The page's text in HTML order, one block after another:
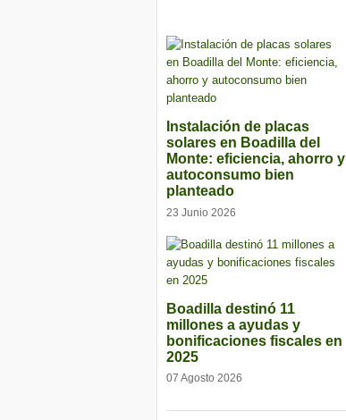
Instalación de placas
solares en Boadilla del
Monte: eficiencia, ahorro y
autoconsumo bien
planteado
23 Junio 2026
Boadilla destinó 11
millones a ayudas y
bonificaciones fiscales en
2025
07 Agosto 2026